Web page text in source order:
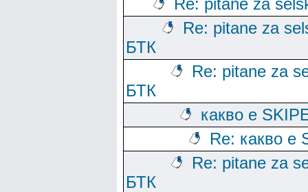
Re: pitane za
Re: pitane za
БТК
Re: pitane za
БТК
какво е
Re: какво е
Re: pitane za
БТК